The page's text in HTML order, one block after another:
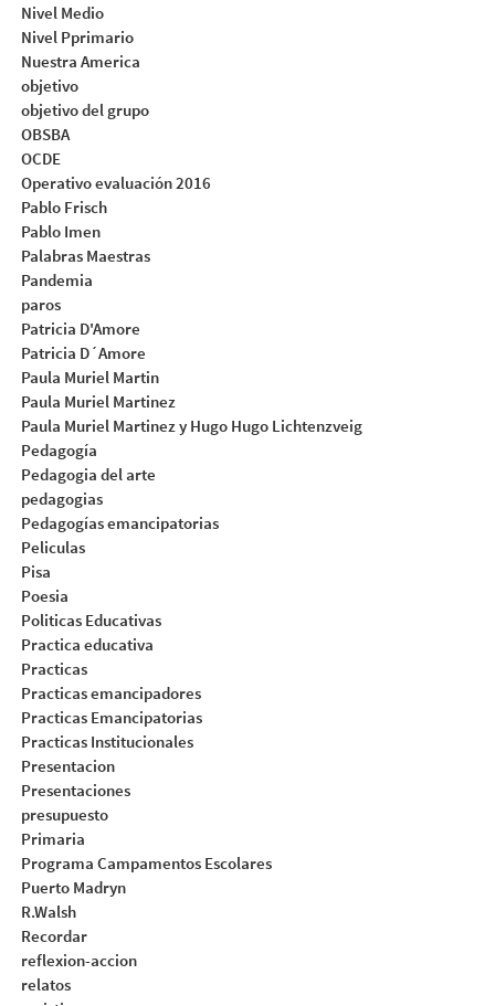
Nivel Medio
Nivel Pprimario
Nuestra America
objetivo
objetivo del grupo
OBSBA
OCDE
Operativo evaluación 2016
Pablo Frisch
Pablo Imen
Palabras Maestras
Pandemia
paros
Patricia D'Amore
Patricia D´Amore
Paula Muriel Martin
Paula Muriel Martinez
Paula Muriel Martinez y Hugo Hugo Lichtenzveig
Pedagogía
Pedagogia del arte
pedagogias
Pedagogías emancipatorias
Peliculas
Pisa
Poesia
Politicas Educativas
Practica educativa
Practicas
Practicas emancipadores
Practicas Emancipatorias
Practicas Institucionales
Presentacion
Presentaciones
presupuesto
Primaria
Programa Campamentos Escolares
Puerto Madryn
R.Walsh
Recordar
reflexion-accion
relatos